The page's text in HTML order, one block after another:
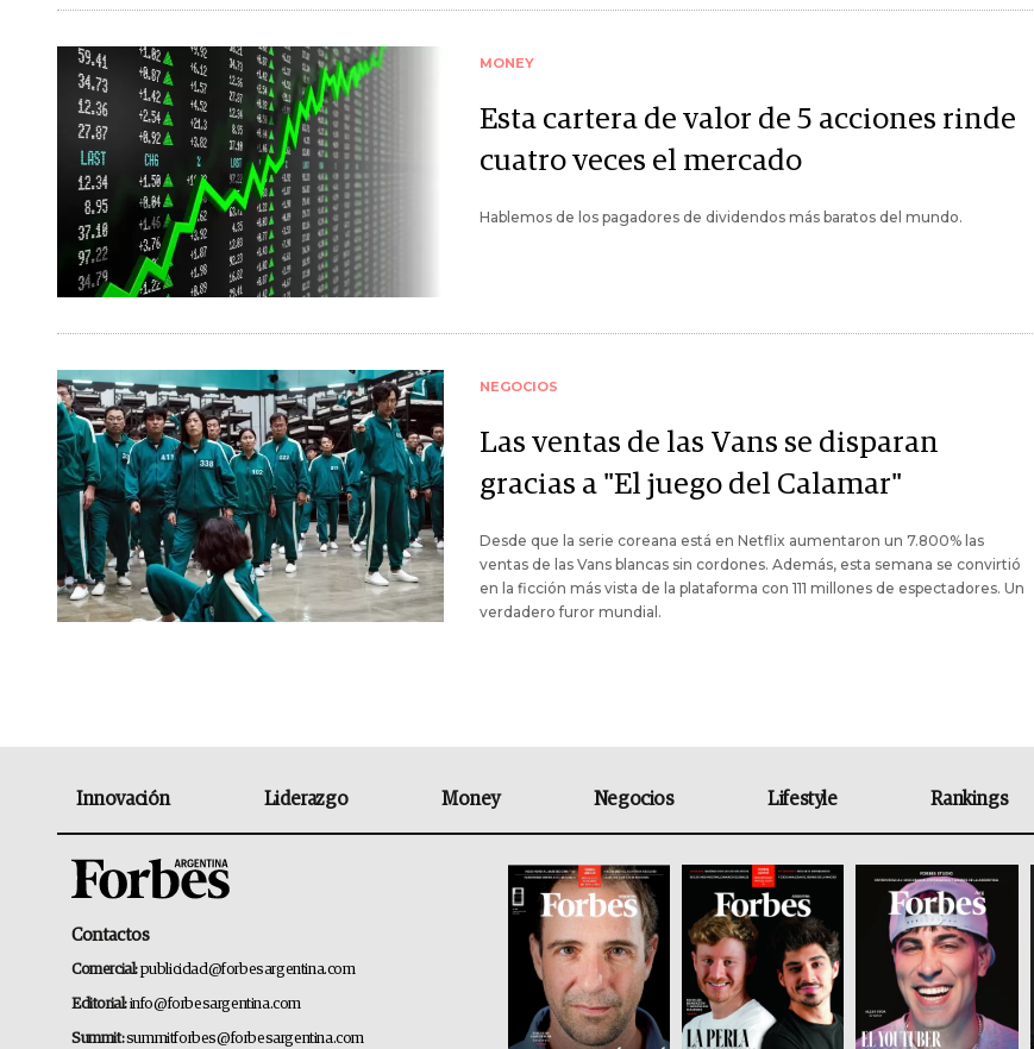
MONEY
Esta cartera de valor de 5 acciones rinde
cuatro veces el mercado
Hablemos de los pagadores de dividendos más baratos del mundo.
NEGOCIOS
Las ventas de las Vans se disparan
gracias a "El juego del Calamar"
Desde que la serie coreana está en Netflix aumentaron un 7.800% las
ventas de las Vans blancas sin cordones. Además, esta semana se convirtió
en la ficción más vista de la plataforma con 111 millones de espectadores. Un
verdadero furor mundial.
Innovación Liderazgo Money Negocios Lifestyle Rankings
Contactos
Comercial:publicidad@forbesargentina.com
Editorial:info@forbesargentina.com
Summit:summitforbes@forbesargentina.com